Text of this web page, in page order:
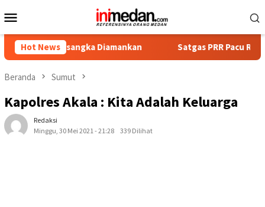
ke
Mobile
Hot NewsDiamankan Satgas PRR Pacu Realisasi
Beranda Sumut
Kapolres Akala : Kita Adalah Keluarga
Redaksi
Minggu, 30 Mei 2021 - 21:28
339 Dilihat